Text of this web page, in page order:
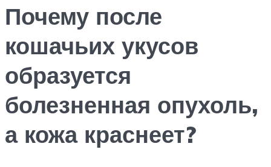
Почему после
кошачьих укусов
образуется
болезненная опухоль,
а кожа краснеет?